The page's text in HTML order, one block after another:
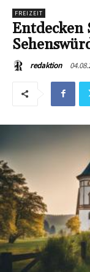
FREIZEIT
Entdecken
redaktion